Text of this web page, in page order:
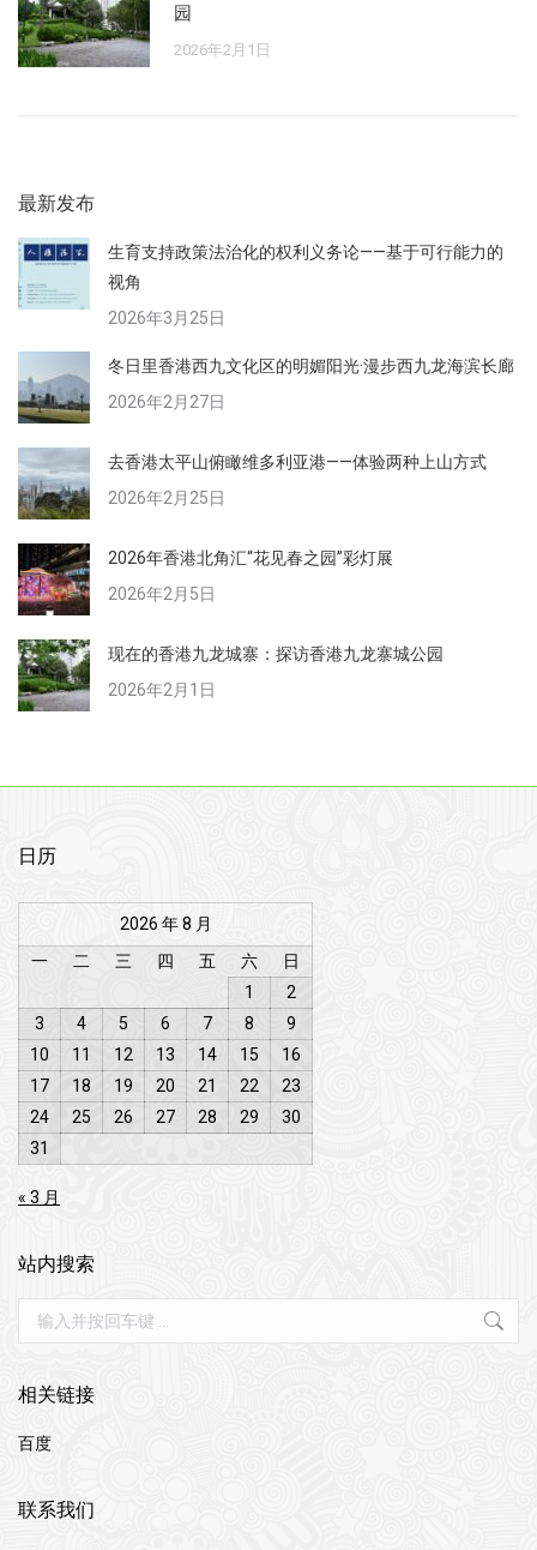
园
2026年2月1日
最新发布
生育支持政策法治化的权利义务论——基于可行能力的
视角
2026年3月25日
冬日里香港西九文化区的明媚阳光·漫步西九龙海滨长廊
2026年2月27日
去香港太平山俯瞰维多利亚港——体验两种上山方式
2026年2月25日
2026年香港北角汇“花见春之园”彩灯展
2026年2月5日
现在的香港九龙城寨：探访香港九龙寨城公园
2026年2月1日
日历
2026 年 8 月
一
二 三 四 五 六
日
1
2
3
4 5 6 7 8
9
10
11 12 13 14 15
16
17
18 19 20 21 22
23
24
25 26 27 28 29
30
31
« 3 月
站内搜索
Search:
相关链接
百度
联系我们